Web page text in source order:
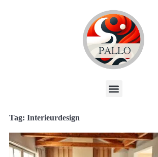
Tag: Interieurdesign